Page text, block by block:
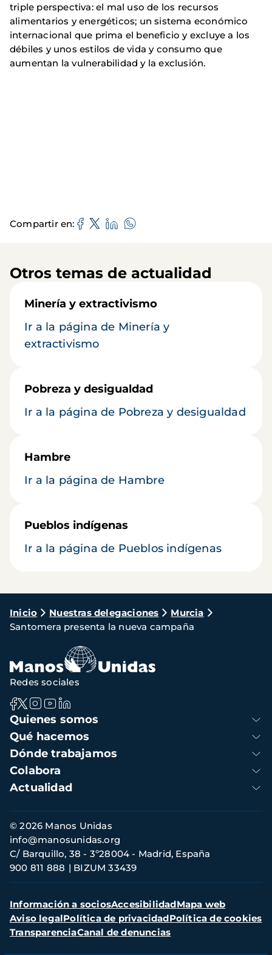
triple perspectiva: el mal uso de los recursos
alimentarios y energéticos; un sistema económico
internacional que prima el beneficio y excluye a los
débiles y unos estilos de vida y consumo que
aumentan la vulnerabilidad y la exclusión.
Compartir en
Otros temas de actualidad
Minería y extractivismo
Ir a la página de Minería y
extractivismo
Pobreza y desigualdad
Ir a la página de Pobreza y desigualdad
Hambre
Ir a la página de Hambre
Pueblos indígenas
Ir a la página de Pueblos indígenas
Ruta
de
navegación
Inicio Nuestras delegaciones
Murcia
Santomera presenta la nueva campaña
Navegación
principal
Quienes somos
Qué hacemos
Dónde trabajamos
Colabora
Actualidad
Redes sociales
Información
de
contacto
© 2026 Manos Unidas
C/ Barquillo, 38 - 3º28004 - Madrid, España
900 811 888
BIZUM 33439
info@manosunidas.org
Menú
secundario
Información a sociosAccesibilidadMapa web
Aviso legalPolítica de privacidadPolítica de cookies
TransparenciaCanal de denuncias